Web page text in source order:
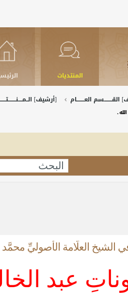
المنتديات
العــــــــام [أرشيف]
ـ
الشيخ العلَّامة الأصوليِّ
عبد